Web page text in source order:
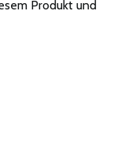
Produkt und